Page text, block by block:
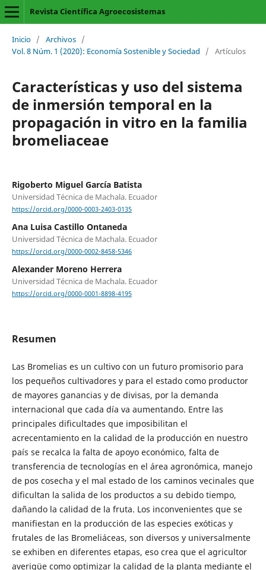
Revista Científica Agroecosistemas
Inicio / Archivos /
Vol. 8 Núm. 1 (2020): Economía Sostenible y Sociedad
/ Artículos
Características y uso del sistema
de inmersión temporal en la
propagación in vitro en la familia
bromeliaceae
Rigoberto Miguel García Batista
Universidad Técnica de Machala. Ecuador
https://orcid.org/0000-0003-2403-0135
Ana Luisa Castillo Ontaneda
Universidad Técnica de Machala. Ecuador
https://orcid.org/0000-0002-8458-5346
Alexander Moreno Herrera
Universidad Técnica de Machala. Ecuador
https://orcid.org/0000-0001-8898-4195
Resumen
Las Bromelias es un cultivo con un futuro promisorio para
los pequeños cultivadores y para el estado como productor
de mayores ganancias y de divisas, por la demanda
internacional que cada día va aumentando. Entre las
principales dificultades que imposibilitan el
acrecentamiento en la calidad de la producción en nuestro
país se recalca la falta de apoyo económico, falta de
transferencia de tecnologías en el área agronómica, manejo
de pos cosecha y el mal estado de los caminos vecinales que
dificultan la salida de los productos a su debido tiempo,
dañando la calidad de la fruta. Los inconvenientes que se
manifiestan en la producción de las especies exóticas y
frutales de las Bromeliáceas, son diversos y universalmente
se exhiben en diferentes etapas, eso crea que el agricultor
averigüe como optimizar la calidad de la planta mediante el